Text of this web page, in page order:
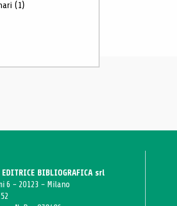
(1)
BIBLIOGRAFICA srl
6 - 20123 - Milano